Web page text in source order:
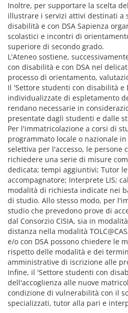
Inoltre, per supportare la scelta
illustrare i servizi attivi destinati a
disabilità e con DSA Sapienza
scolastici e incontri di
superiore di secondo grado.
L'Ateneo sostiene,
con disabilità e con DSA nel
processo di orientamento,
Il 'Settore studenti con disabilità e
individualizzate di espletamento
rendano necessarie in
presentate dagli studenti e dalle
Per l'immatricolazione a corsi di
programmato locale o nazionale
selettiva per l'accesso, le persone
richiedere una serie di misure
dedicata; tempi aggiuntivi; Tutor
accompagnatore; Interprete LIS;
modalità di richiesta indicate nei
di studio. Allo stesso modo, per
studio che prevedono prove di
dal Consorzio CISIA, sia in
distanza nella modalità
e/o con DSA possono chiedere le
rispetto delle modalità e dei
amministrative di iscrizione alle
Infine, il 'Settore studenti con
dell'accoglienza alle nuove
condizione di vulnerabilità con il
specializzati, tutor alla pari e